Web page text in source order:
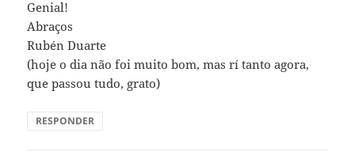
Genial!
Abraços
Rubén Duarte
(hoje o dia não foi muito bom, mas rí tanto agora,
que passou tudo, grato)
RESPONDER